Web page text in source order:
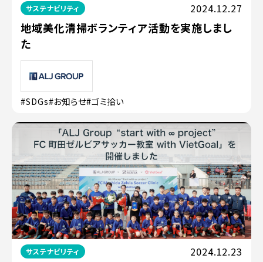
サステナビリティ 2024.12.27
地域美化清掃ボランティア活動を実施しまし
た
#SDGs#お知らせ#ゴミ拾い
サステナビリティ 2024.12.23